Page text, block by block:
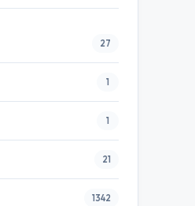
27
1
1
21
1342